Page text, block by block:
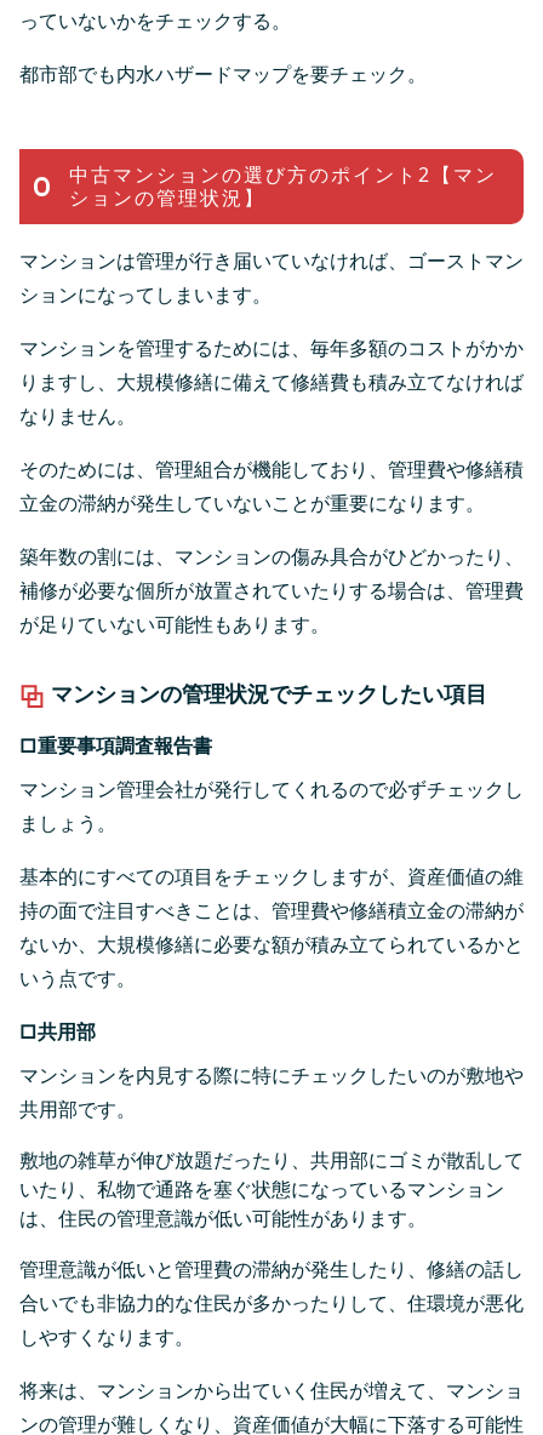
っていないかをチェックする。
都市部でも内水ハザードマップを要チェック。
中古マンションの選び方のポイント2【マン
ションの管理状況】
マンションは管理が行き届いていなければ、ゴーストマン
ションになってしまいます。
マンションを管理するためには、毎年多額のコストがかか
りますし、大規模修繕に備えて修繕費も積み立てなければ
なりません。
そのためには、管理組合が機能しており、管理費や修繕積
立金の滞納が発生していないことが重要になります。
築年数の割には、マンションの傷み具合がひどかったり、
補修が必要な個所が放置されていたりする場合は、管理費
が足りていない可能性もあります。
マンションの管理状況でチェックしたい項目
□重要事項調査報告書
マンション管理会社が発行してくれるので必ずチェックし
ましょう。
基本的にすべての項目をチェックしますが、資産価値の維
持の面で注目すべきことは、管理費や修繕積立金の滞納が
ないか、大規模修繕に必要な額が積み立てられているかと
いう点です。
□共用部
マンションを内見する際に特にチェックしたいのが敷地や
共用部です。
敷地の雑草が伸び放題だったり、共用部にゴミが散乱して
いたり、私物で通路を塞ぐ状態になっているマンション
は、住民の管理意識が低い可能性があります。
管理意識が低いと管理費の滞納が発生したり、修繕の話し
合いでも非協力的な住民が多かったりして、住環境が悪化
しやすくなります。
将来は、マンションから出ていく住民が増えて、マンショ
ンの管理が難しくなり、資産価値が大幅に下落する可能性